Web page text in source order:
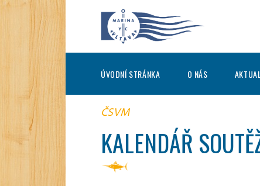
ÚVODNÍ STRÁNKA O NÁS
ČSVM
KALENDÁŘ